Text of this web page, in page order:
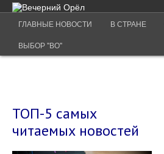
ГЛАВНЫЕ НОВОСТИ В СТРАНЕ
ВЫБОР "ВО"
ТОП-5 самых
читаемых новостей